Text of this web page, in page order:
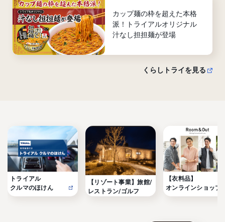
カップ麺の枠を超えた本格
派！トライアルオリジナル
汁なし担担麺が登場
くらしトライを見る
トライアル
クルマのほけん
【リゾート事業】旅館/
レストラン/ゴルフ
【衣料品】
オンラインショップ